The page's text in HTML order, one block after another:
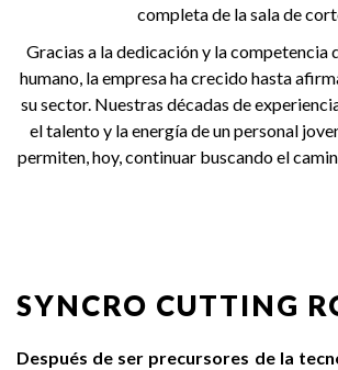
completa de la sala de
Gracias a la dedicación y la competencia
humano, la empresa ha crecido hasta
su sector. Nuestras décadas de
el talento y la energía de un personal
permiten, hoy, continuar buscando el
SYNCRO CUTTING
Después de ser precursores de la